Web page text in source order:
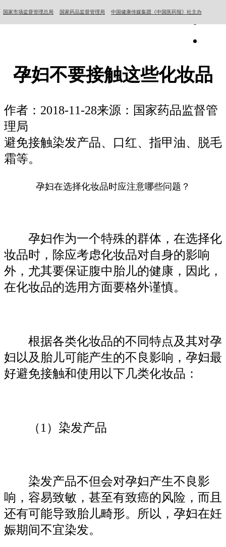
国家市场监督管理总局 国家药品监督管理局 中国健康传媒集团《中国医药报》社主办
孕妇不要接触这些化妆品
作者： 2018-11-28来源：国家药品监督管
理局
避免接触染发产品、口红、指甲油、脱毛
霜等。
孕妇在选择化妆品时应注意哪些问题？
孕妇作为一个特殊的群体，在选择化
妆品时，除应考虑化妆品对自身的影响
外，尤其要保证腹中胎儿的健康，因此，
在化妆品的选用方面要格外谨慎。
根据各类化妆品的不同特点及其对孕
妇以及胎儿可能产生的不良影响，孕妇最
好避免接触和使用以下几类化妆品：
（1）染发产品
染发产品不但会对孕妇产生不良影
响，容易致敏，甚至有致癌的风险，而且
还有可能导致胎儿畸形。所以，孕妇在妊
娠期间不宜染发。